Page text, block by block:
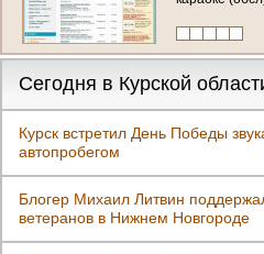
Сегодня в Курской
Курск встретил День Победы
автопробегом
Блогер Михаил Литвин
ветеранов в Нижнем Новгороде